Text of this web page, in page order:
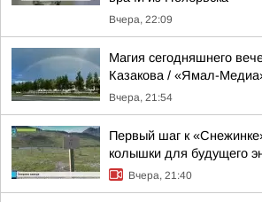
Вчера, 22:09
Магия сегодняшнего
Казакова / «Ямал-
Вчера, 21:54
Первый шаг к
колышки для будущего
Вчера, 21:40